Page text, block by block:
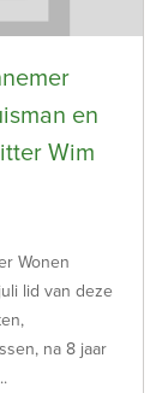
en
Wim
Wonen
lid van deze
na 8 jaar